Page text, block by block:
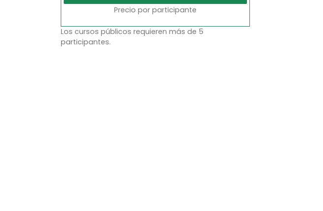
Precio por participante
Los cursos públicos requieren más de 5
participantes.